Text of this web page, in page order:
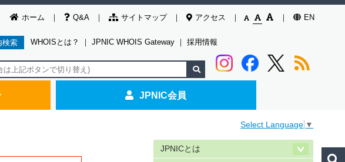
ホーム Q&A サイトマップ アクセス EN
索 WHOISとは？ ｜ JPNIC WHOIS Gateway ｜ 採用情報
JPNIC会員
Select Language ▼
JPNICとは